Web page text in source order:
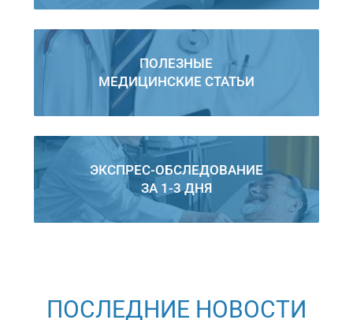
ПОЛЕЗНЫЕ
МЕДИЦИНСКИЕ СТАТЬИ
ЭКСПРЕС-ОБСЛЕДОВАНИЕ
ЗА 1-3 ДНЯ
ПОСЛЕДНИЕ НОВОСТИ